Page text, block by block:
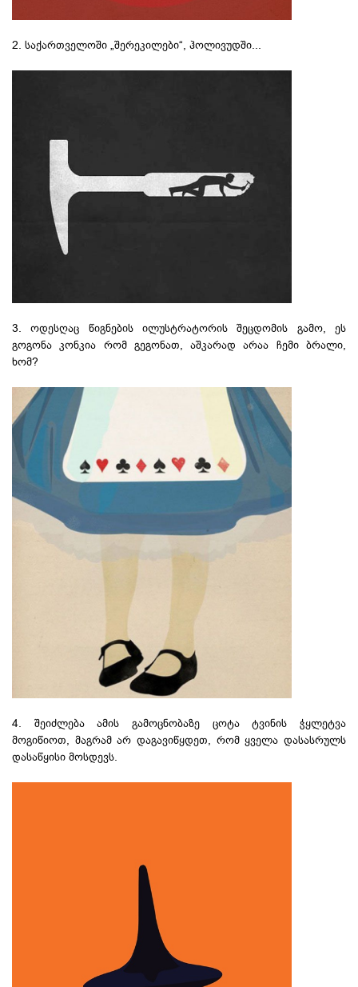
2. საქართველოში „შერეკილები“, ჰოლივუდში...
3. ოდესღაც წიგნების ილუსტრატორის შეცდომის გამო, ეს
გოგონა კონკია რომ გეგონათ, აშკარად არაა ჩემი ბრალი,
ხომ?
4. შეიძლება ამის გამოცნობაზე ცოტა ტვინის ჭყლეტვა
მოგიწიოთ, მაგრამ არ დაგავიწყდეთ, რომ ყველა დასასრულს
დასაწყისი მოსდევს.